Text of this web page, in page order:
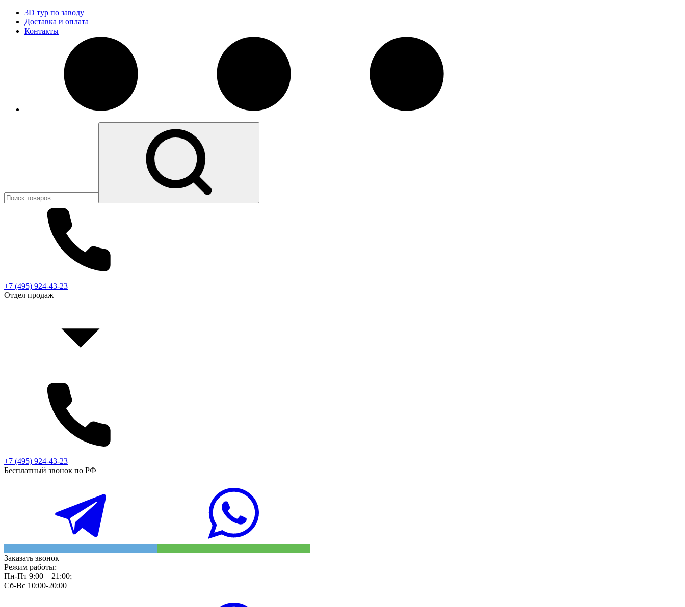
3D тур по заводу
Доставка и оплата
Контакты
+7 (495) 924-43-23
Отдел продаж
+7 (495) 924-43-23
Бесплатный звонок по РФ
Заказать звонок
Режим работы:
Пн-Пт 9:00—21:00;
Сб-Вс 10:00-20:00